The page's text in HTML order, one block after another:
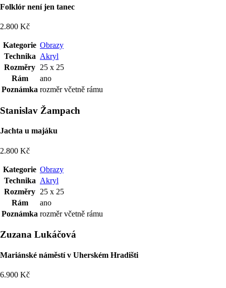
Folklór není jen tanec
2.800 Kč
Kategorie Obrazy
Technika Akryl
Rozměry 25 x 25
Rám
ano
Poznámka rozměr včetně rámu
Stanislav Žampach
Jachta u majáku
2.800 Kč
Kategorie Obrazy
Technika Akryl
Rozměry 25 x 25
Rám
ano
Poznámka rozměr včetně rámu
Zuzana Lukáčová
Mariánské náměstí v Uherském Hradišti
6.900 Kč